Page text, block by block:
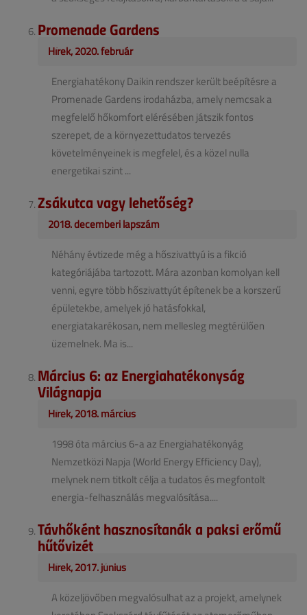
Promenade Gardens
Hírek, 2020. február
Energiahatékony Daikin rendszer került beépítésre a
Promenade Gardens irodaházba, amely nemcsak a
megfelelő hőkomfort elérésében játszik fontos
szerepet, de a környezettudatos tervezés
követelményeinek is megfelel, és a közel nulla
energetikai szint ...
Zsákutca vagy lehetőség?
2018. decemberi lapszám
Néhány évtizede még a hőszivattyú is a fikció
kategóriájába tartozott. Mára azonban komolyan kell
venni, egyre több hőszivattyút építenek be a korszerű
épületekbe, amelyek jó hatásfokkal,
energiatakarékosan, nem mellesleg megtérülően
üzemelnek. Ma is...
Március 6: az Energiahatékonyság
Világnapja
Hírek, 2018. március
1998 óta március 6-a az Energiahatékonyág
Nemzetközi Napja (World Energy Efficiency Day),
melynek nem titkolt célja a tudatos és megfontolt
energia-felhasználás megvalósítása....
Távhőként hasznosítanák a paksi erőmű
hűtővizét
Hírek, 2017. június
A közeljövőben megvalósulhat az a projekt, amelynek